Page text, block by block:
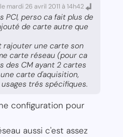
le mardi 26 avril 2011 à 14h42
PCI, perso ca fait plus de
de carte autre que
rajouter une carte son
carte réseau (pour ca
des CM ayant 2 cartes
carte d'aquisition,
trés spécifiques.
configuration pour
aussi c'est assez